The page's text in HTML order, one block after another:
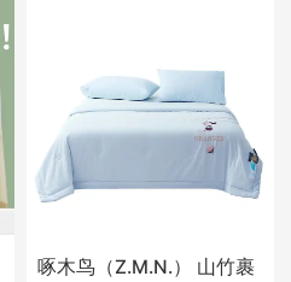
啄木鸟（Z.M.N.） 山竹裹